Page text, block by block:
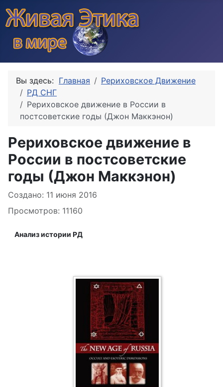
Вы здесь: Главная
Рериховское Движение
РД СНГ
Рериховское движение в России в
постсоветские годы (Джон Маккэнон)
Рериховское движение в
России в постсоветские
годы (Джон Маккэнон)
Информация о материале
Создано: 11 июня 2016
Просмотров: 11160
Анализ истории РД